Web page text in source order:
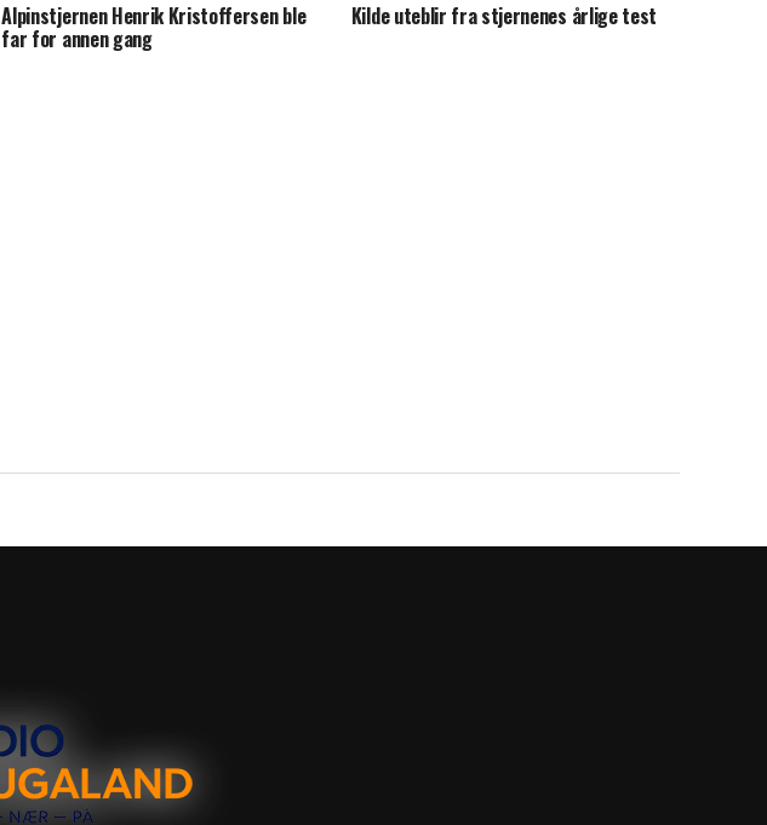
Alpinstjernen Henrik Kristoffersen ble
far for annen gang
Kilde uteblir fra stjernenes årlige test